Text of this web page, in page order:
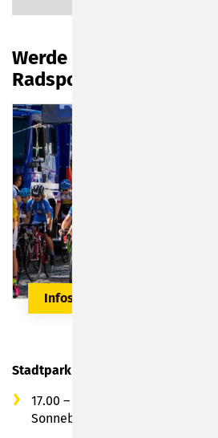
Werde Teil der
Radsportnacht
Infos & Anmeldung hier
Stadtpark
17.00 – 21.00 Uhr: Aktionen vom
Sonneberg e.V.